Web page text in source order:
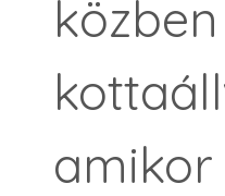
amikor